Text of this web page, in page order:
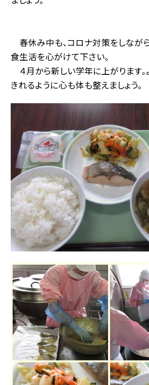
春休み中も、コロナ対策をしなが
食生活を心がけて下さい。
４月から新しい学年に上がります。
きれるように心も体も整えましょう。